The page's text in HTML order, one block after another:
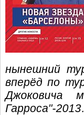
нынешний
вперёд по
Джоковича
Гарроса"-